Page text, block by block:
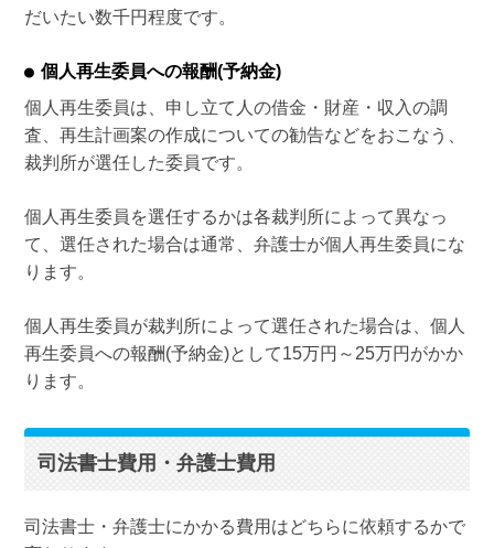
だいたい数千円程度です。
個人再生委員への報酬(予納金)
個人再生委員は、申し立て人の借金・財産・収入の調
査、再生計画案の作成についての勧告などをおこなう、
裁判所が選任した委員です。
個人再生委員を選任するかは各裁判所によって異なっ
て、選任された場合は通常、弁護士が個人再生委員にな
ります。
個人再生委員が裁判所によって選任された場合は、個人
再生委員への報酬(予納金)として15万円～25万円がかか
ります。
司法書士費用・弁護士費用
司法書士・弁護士にかかる費用はどちらに依頼するかで